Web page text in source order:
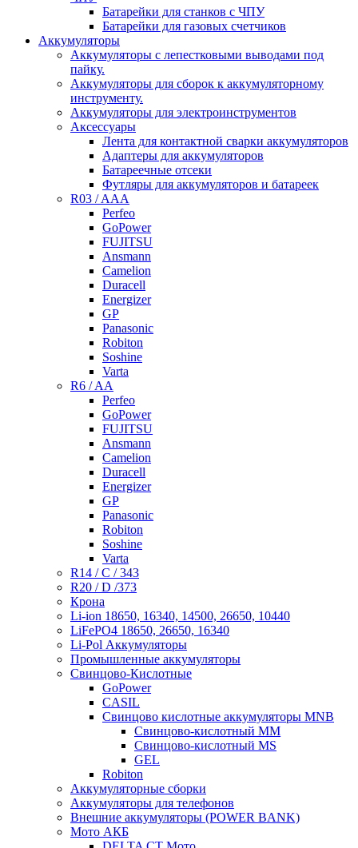
Батарейки для станков с ЧПУ
Батарейки для газовых счетчиков
Аккумуляторы
Аккумуляторы с лепестковыми выводами под
пайку.
Аккумуляторы для сборок к аккумуляторному
инструменту.
Аккумуляторы для электроинструментов
Аксессуары
Лента для контактной сварки аккумуляторов
Адаптеры для аккумуляторов
Батареечные отсеки
Футляры для аккумуляторов и батареек
R03 / AAA
Perfeo
GoPower
FUJITSU
Ansmann
Camelion
Duracell
Energizer
GP
Panasonic
Robiton
Soshine
Varta
R6 / AA
Perfeo
GoPower
FUJITSU
Ansmann
Camelion
Duracell
Energizer
GP
Panasonic
Robiton
Soshine
Varta
R14 / C / 343
R20 / D /373
Крона
Li-ion 18650, 16340, 14500, 26650, 10440
LiFePO4 18650, 26650, 16340
Li-Pol Аккумуляторы
Промышленные аккумуляторы
Свинцово-Кислотные
GoPower
CASIL
Свинцово кислотные аккумуляторы MNB
Cвинцово-кислотный MM
Cвинцово-кислотный MS
GEL
Robiton
Аккумуляторные сборки
Аккумуляторы для телефонов
Внешние аккумуляторы (POWER BANK)
Мото АКБ